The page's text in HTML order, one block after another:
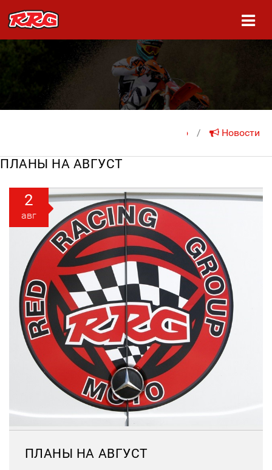
На главную / Новости
ПЛАНЫ НА АВГУСТ
2
авг
ПЛАНЫ НА АВГУСТ